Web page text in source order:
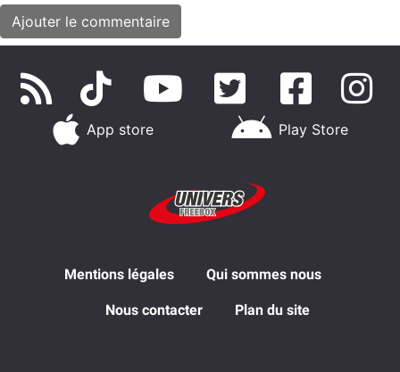
App store Play Store
Mentions légales Qui sommes nous
Nous contacter Plan du site